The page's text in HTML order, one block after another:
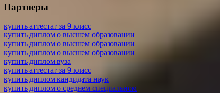
Партнеры
купить аттестат за 9 класс
купить диплом о высшем образовании
купить диплом о высшем образовании
купить диплом о высшем образовании
купить диплом вуза
купить аттестат за 9 класс
купить диплом кандидата наук
купить диплом о среднем специальном